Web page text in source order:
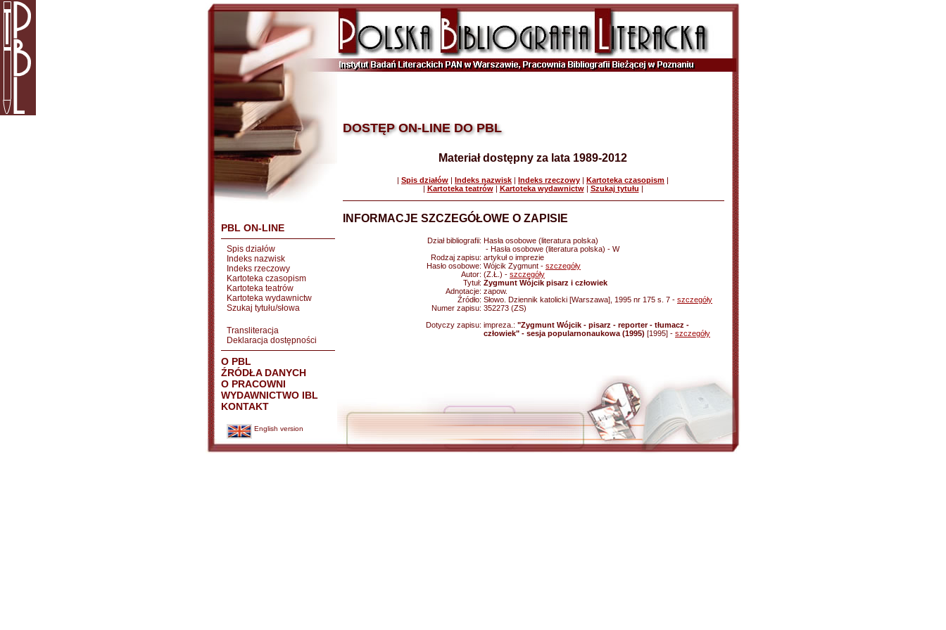
PBL ON-LINE
Spis działów
Indeks nazwisk
Indeks rzeczowy
Kartoteka czasopism
Kartoteka teatrów
Kartoteka wydawnictw
Szukaj tytułu/słowa
Transliteracja
Deklaracja dostępności
O PBL
ŹRÓDŁA DANYCH
O PRACOWNI
WYDAWNICTWO IBL
KONTAKT
English version
DOSTĘP ON-LINE DO PBL
Materiał dostępny za lata 1989-2012
| Spis działów | Indeks nazwisk | Indeks rzeczowy | Kartoteka czasopism |
| Kartoteka teatrów| Kartoteka wydawnictw| Szukaj tytułu |
INFORMACJE SZCZEGÓŁOWE O ZAPISIE
Dział bibliografii: Hasła osobowe (literatura polska)
- Hasła osobowe (literatura polska) - W
Rodzaj zapisu: artykuł o imprezie
Hasło osobowe: Wójcik Zygmunt - szczegóły
Autor: (Z.Ł.) - szczegóły
Tytuł: Zygmunt Wójcik pisarz i człowiek
Adnotacje: zapow.
Źródło: Słowo. Dziennik katolicki [Warszawa], 1995 nr 175 s. 7 - szczegóły
Numer zapisu: 352273 (ZS)
Dotyczy zapisu: impreza.: "Zygmunt Wójcik - pisarz - reporter - tłumacz -
człowiek" - sesja popularnonaukowa (1995) [1995] - szczegóły